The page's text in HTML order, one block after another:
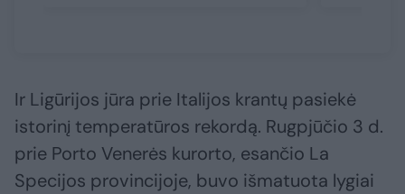
Ir Ligūrijos jūra prie Italijos krantų pasiekė
istorinį temperatūros rekordą. Rugpjūčio 3 d.
prie Porto Venerės kurorto, esančio La
Specijos provincijoje, buvo išmatuota lygiai